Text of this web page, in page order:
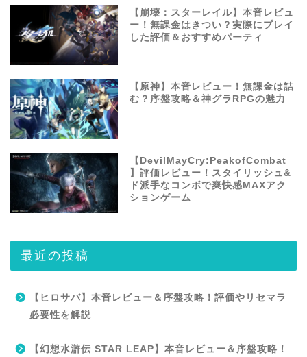
【崩壊：スターレイル】本音レビュ
ー！無課金はきつい？実際にプレイ
した評価＆おすすめパーティ
【原神】本音レビュー！無課金は詰
む？序盤攻略＆神グラRPGの魅力
【DevilMayCry:PeakofCombat
】評価レビュー！スタイリッシュ&
ド派手なコンボで爽快感MAXアク
ションゲーム
最近の投稿
【ヒロサバ】本音レビュー＆序盤攻略！評価やリセマラ
必要性を解説
【幻想水滸伝 STAR LEAP】本音レビュー＆序盤攻略！